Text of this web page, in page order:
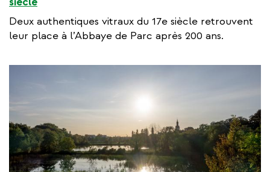
Deux authentiques vitraux du 17e siècle retrouvent
leur place à l’Abbaye de Parc après 200 ans.